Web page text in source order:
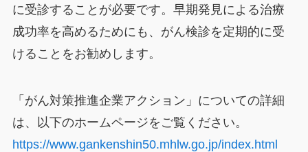
に受診することが必要です。早期発見による治療
成功率を高めるためにも、がん検診を定期的に受
けることをお勧めします。
「がん対策推進企業アクション」についての詳細
は、以下のホームページをご覧ください。
https://www.gankenshin50.mhlw.go.jp/index.html